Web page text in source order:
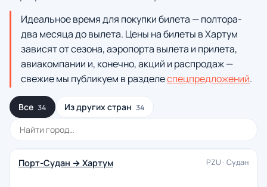
Идеальное время для покупки билета — полтора-
два месяца до вылета. Цены на билеты в Хартум
зависят от сезона, аэропорта вылета и прилета,
авиакомпании и, конечно, акций и распродаж —
свежие мы публикуем в разделеспецпредложений.
Все 34 Из других стран 34
Порт-Судан → Хартум PZU · Судан